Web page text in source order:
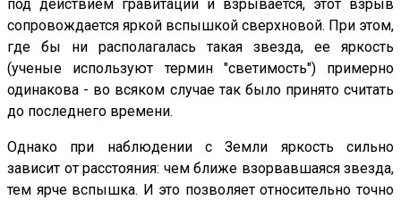
под действием гравитации и взрывается, этот взрыв
сопровождается яркой вспышкой сверхновой. При этом,
где бы ни располагалась такая звезда, ее яркость
(ученые используют термин "светимость") примерно
одинакова - во всяком случае так было принято считать
до последнего времени.
Однако при наблюдении с Земли яркость сильно
зависит от расстояния: чем ближе взорвавшаяся звезда,
тем ярче вспышка. И это позволяет относительно точно